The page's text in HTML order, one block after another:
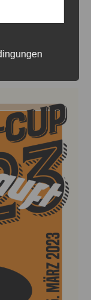
es können
abhängig von